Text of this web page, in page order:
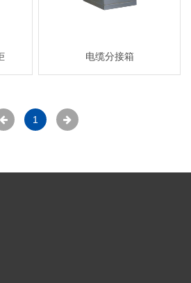
电缆分接箱
1